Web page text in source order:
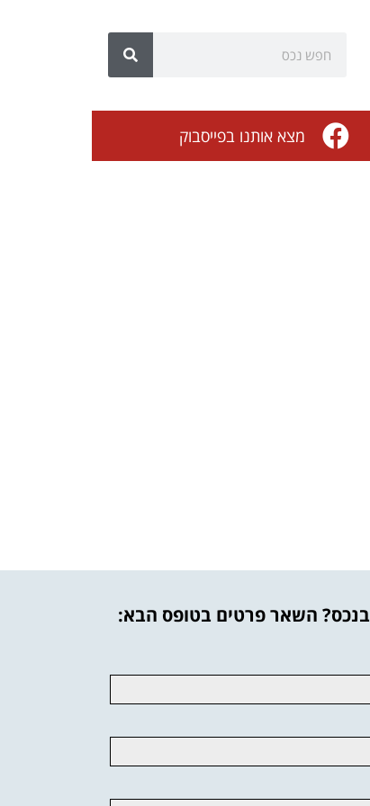
מצא אותנו בפייסבוק
בנכס? השאר פרטים בטופס הבא: